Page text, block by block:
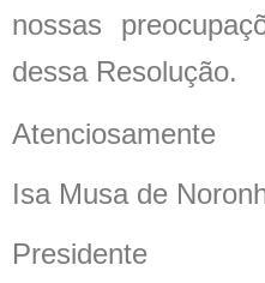
nossas
dessa Resolução.
Atenciosamente
Isa Musa de
Presidente